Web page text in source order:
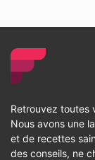
Retrouvez toutes
Nous avons une
et de recettes
des conseils, ne